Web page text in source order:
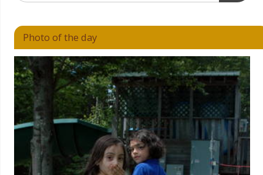
Photo of the day